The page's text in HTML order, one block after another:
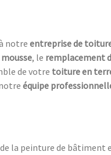
notreentreprise de
, le remplacement
de votre toiture en
équipe
la peinture de bâtiment